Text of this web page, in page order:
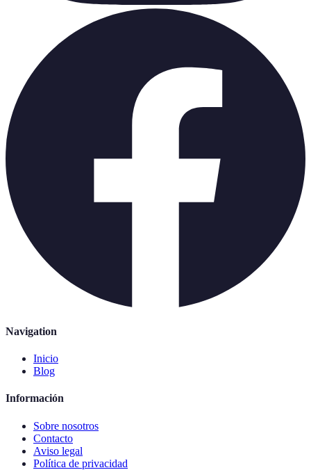
Navigation
Inicio
Blog
Información
Sobre nosotros
Contacto
Aviso legal
Política de privacidad